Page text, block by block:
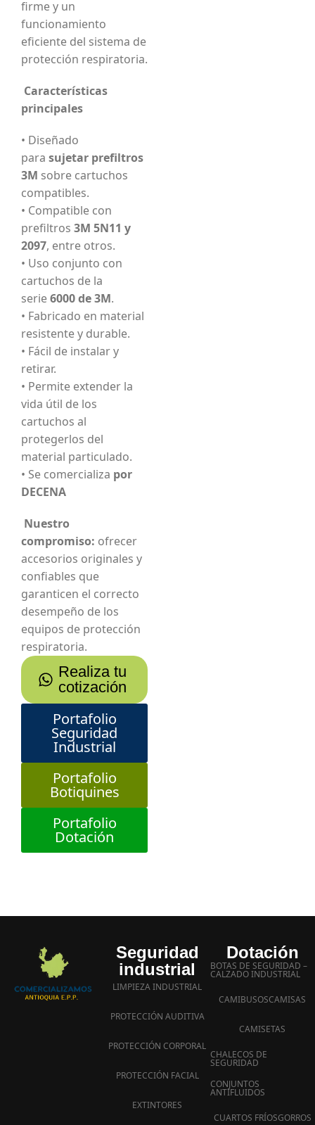
firme y un
funcionamiento
eficiente del sistema de
protección respiratoria.
Características
principales
• Diseñado
para sujetar prefiltros
3M sobre cartuchos
compatibles.
• Compatible con
prefiltros 3M 5N11 y
2097, entre otros.
• Uso conjunto con
cartuchos de la
serie6000 de 3M.
• Fabricado en material
resistente y durable.
• Fácil de instalar y
retirar.
• Permite extender la
vida útil de los
cartuchos al
protegerlos del
material particulado.
• Se comercializa por
DECENA
Nuestro
compromiso: ofrecer
accesorios originales y
confiables que
garanticen el correcto
desempeño de los
equipos de protección
respiratoria.
Realiza tu
cotización
Portafolio
Seguridad
Industrial
Portafolio
Botiquines
Portafolio
Dotación
Seguridad
industrial
LIMPIEZA INDUSTRIAL
PROTECCIÓN AUDITIVA
PROTECCIÓN CORPORAL
PROTECCIÓN FACIAL
EXTINTORES
Dotación
BOTAS DE SEGURIDAD –
CALZADO INDUSTRIAL
CAMIBUSOSCAMISAS
CAMISETAS
CHALECOS DE
SEGURIDAD
CONJUNTOS
ANTIFLUIDOS
CUARTOS FRÍOSGORROS